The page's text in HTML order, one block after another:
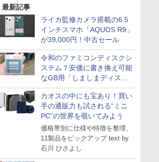
最新記事
ライカ監修カメラ搭載の6.5
インチスマホ「AQUOS R9」
が39,000円！中古セール
令和のファミコンディスクシ
ステム？安価に書き換え可能
なGB用「しましまディスク
システム」
カオスの中にも宝あり！買い
手の通販力も試される“ミニ
PC”の世界を覗いてみよう
価格帯別に仕様や特徴を整理、
11製品をピックアップ text by
石川 ひさよし